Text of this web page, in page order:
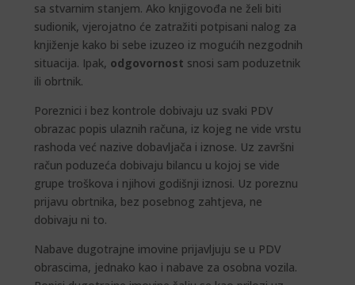
sa stvarnim stanjem. Ako knjigovođa ne želi biti
sudionik, vjerojatno će zatražiti potpisani nalog za
knjiženje kako bi sebe izuzeo iz mogućih nezgodnih
situacija. Ipak, odgovornost snosi sam poduzetnik
ili obrtnik.
Poreznici i bez kontrole dobivaju uz svaki PDV
obrazac popis ulaznih računa, iz kojeg ne vide vrstu
rashoda već nazive dobavljača i iznose. Uz završni
račun poduzeća dobivaju bilancu u kojoj se vide
grupe troškova i njihovi godišnji iznosi. Uz poreznu
prijavu obrtnika, bez posebnog zahtjeva, ne
dobivaju ni to.
Nabave dugotrajne imovine prijavljuju se u PDV
obrascima, jednako kao i nabave za osobna vozila.